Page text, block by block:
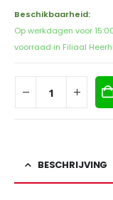
Beschikbaarheid:
Op werkdagen voor
voorraad in Filiaal
BESCHRIJVING